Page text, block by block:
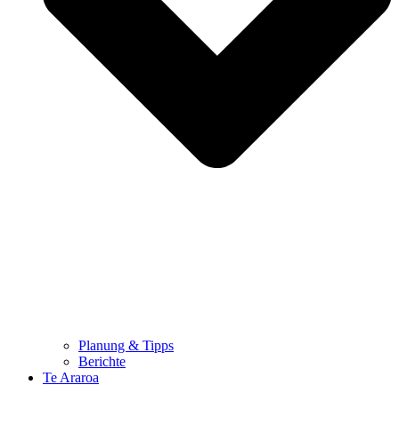
Planung & Tipps
Berichte
Te Araroa